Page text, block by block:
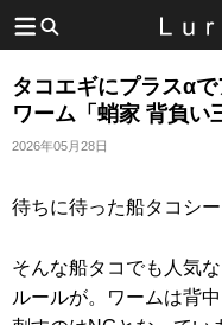
タコエギにプラスα
ワーム「蛸家 背負い
2026年05月28日
待ちに待った船タコシー
そんな船タコでも人気
ルールが。ワームは背